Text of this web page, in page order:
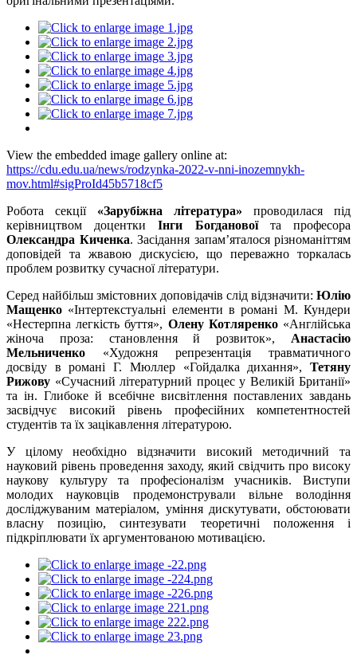
View the embedded image gallery online at:
https://cdu.edu.ua/news/rodzynka-2022-v-nni-inozemnykh-
mov.html#sigProId45b5718cf5
Робота секцiï «Зарубіжна література» проводилася під
керівництвом доценткиІнги Богдановоїта професора
Олександра Киченка. Засідання запам’яталося різноманіттям
доповідей та жвавою дискусією, що переважно торкалась
проблем розвитку сучасноï лiтератури.
Серед найбільш змiстовних доповідачів слiд вiдзначити: Юлію
Мащенко «Інтертекстуальнi елементи в романi М. Кундери
«Нестерпна легкiсть буття», Олену Котляренко «Англiйська
жiноча проза: становлення й розвиток», Анастасію
Мельниченко «Художня репрезентацiя травматичного
досвiду в романi Г. Мюллер «Гойдалка дихання», Тетяну
Рижову «Сучасний літературний процес у Великій Британії»
та iн. Глибоке й всебiчне висвiтлення поставлених завдань
засвідчує високий рівень професiйних компетентностей
студентів та ïх зацікавлення літературою.
У цiлому необхiдно відзначити високий методичний та
науковий рівень проведення заходу, який свiдчить про високу
наукову культуру та професiоналiзм учасникiв. Виступи
молодих науковців продемонстрували вільне володіння
досліджуваним матеріалом, уміння дискутувати, обстоювати
власну позицію, синтезувати теоретичні положення і
підкріплювати їх аргументованою мотивацією.